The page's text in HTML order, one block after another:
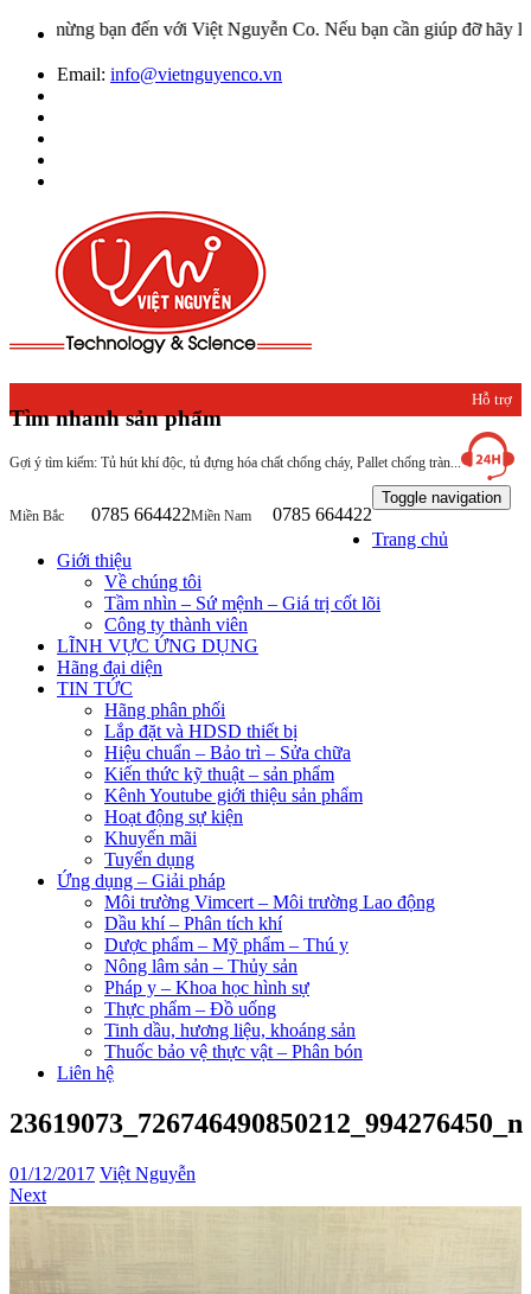
bạn đến với Việt Nguyễn Co. Nếu bạn cần giúp đỡ hãy liên hệ
Email: info@vietnguyenco.vn
Tìm nhanh sản phẩm
Gợi ý tìm kiếm: Tủ hút khí độc, tủ đựng hóa chất chống cháy, Pallet chống tràn...
Hỗ trợ
khách
hàng
Miền Bắc 0785 664422Miền Nam 0785 664422
Toggle navigation
Trang chủ
Giới thiệu
Về chúng tôi
Tầm nhìn – Sứ mệnh – Giá trị cốt lõi
Công ty thành viên
LĨNH VỰC ỨNG DỤNG
Hãng đại diện
TIN TỨC
Hãng phân phối
Lắp đặt và HDSD thiết bị
Hiệu chuẩn – Bảo trì – Sửa chữa
Kiến thức kỹ thuật – sản phẩm
Kênh Youtube giới thiệu sản phẩm
Hoạt động sự kiện
Khuyến mãi
Tuyển dụng
Ứng dụng – Giải pháp
Môi trường Vimcert – Môi trường Lao động
Dầu khí – Phân tích khí
Dược phẩm – Mỹ phẩm – Thú y
Nông lâm sản – Thủy sản
Pháp y – Khoa học hình sự
Thực phẩm – Đồ uống
Tinh dầu, hương liệu, khoáng sản
Thuốc bảo vệ thực vật – Phân bón
Liên hệ
23619073_726746490850212_994276450_n
01/12/2017 Việt Nguyễn
Next